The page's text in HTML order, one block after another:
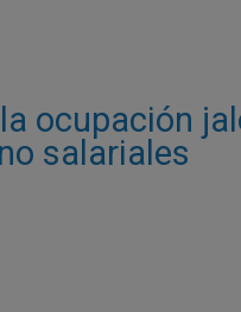
ocupación
salariales